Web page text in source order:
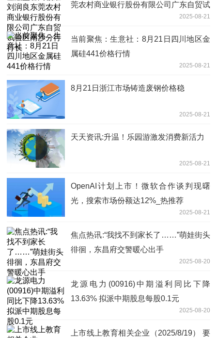
莞农村商业银行股份有限公司广东自贸试
2025-08-21
当前聚焦：生意社：8月21日四川地区金
属硅441价格行情
2025-08-21
8月21日浙江市场铸造废钢价格稳
2025-08-21
天天资讯:升温！乐园游激发消费新活力
2025-08-21
OpenAI计划上市！微软合作谈判现曙
光，搜索市场份额达12%_热推荐
2025-08-21
焦点热讯:“我找不到家长了……”萌娃街头
徘徊，东昌府交警暖心出手
2025-08-20
龙源电力(00916)中期溢利同比下降
13.63% 拟派中期股息每股0.1元
2025-08-20
上市线上教育相关企业（2025/8/19） 要